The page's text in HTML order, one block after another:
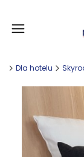
Dla hotelu